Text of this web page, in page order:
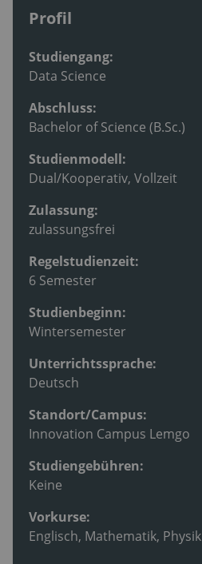
Profil
Studiengang:
Data Science
Abschluss:
Bachelor of Science (B.Sc.)
Studienmodell:
Dual/Kooperativ, Vollzeit
Zulassung:
zulassungsfrei
Regelstudienzeit:
6 Semester
Studienbeginn:
Wintersemester
Unterrichtssprache:
Deutsch
Standort/Campus:
Innovation Campus Lemgo
Studiengebühren:
Keine
Vorkurse:
Englisch, Mathematik, Physik